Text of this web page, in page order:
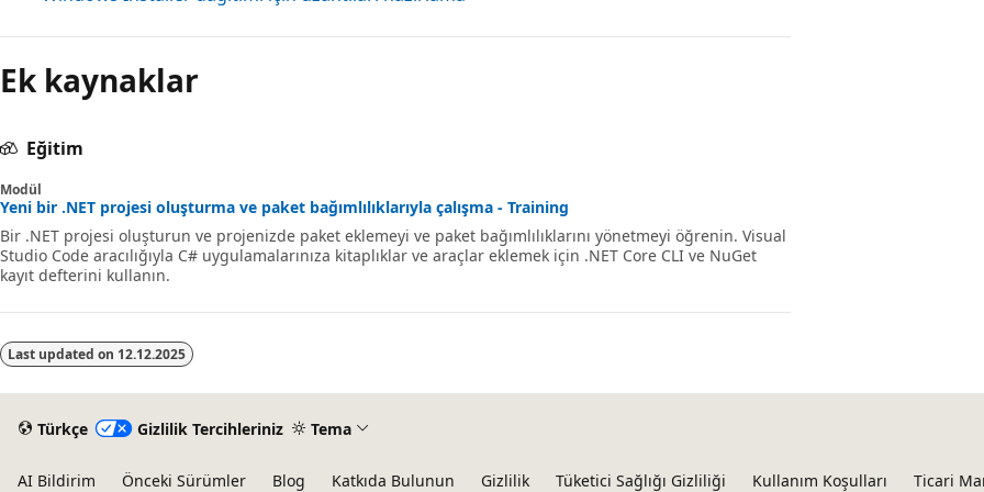
Ek kaynaklar
Eğitim
Modül
Yeni bir .NET projesi oluşturma ve paket bağımlılıklarıyla çalışma - Training
Bir .NET projesi oluşturun ve projenizde paket eklemeyi ve paket bağımlılıklarını yönetmeyi öğrenin. Visual
Studio Code aracılığıyla C# uygulamalarınıza kitaplıklar ve araçlar eklemek için .NET Core CLI ve NuGet
kayıt defterini kullanın.
Last updated on 12.12.2025
Türkçe Gizlilik Tercihleriniz Tema
AI Bildirim Önceki Sürümler Blog Katkıda Bulunun Gizlilik Tüketici Sağlığı Gizliliği Kullanım Koşulları Ticari